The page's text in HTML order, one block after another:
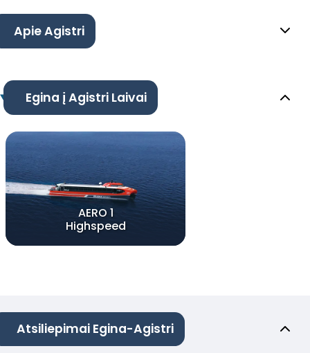
Apie Agistri
Egina į Agistri Laivai
AERO 1
Highspeed
Atsiliepimai Egina-Agistri